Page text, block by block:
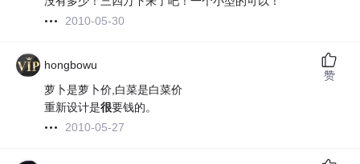
2010-05-30
hongbowu
萝卜是萝卜价,白菜是白菜价
重新设计是很要钱的。
2010-05-27
赞